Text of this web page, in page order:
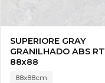
SUPERIORE GRAY
GRANILHADO ABS RT
88x88
88x88cm